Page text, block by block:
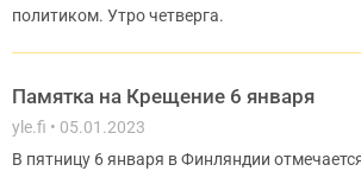
политиком. Утро четверга.
Памятка на Крещение 6 января
yle.fi
05.01.2023
В пятницу 6 января в Финляндии